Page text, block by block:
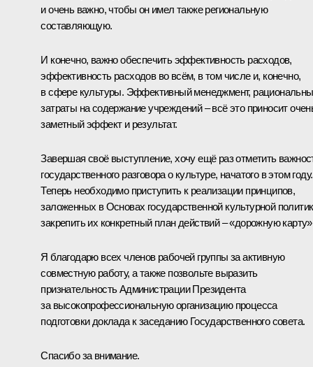
и очень важно, чтобы он имел также региональную
составляющую.
И конечно, важно обеспечить эффективность расходов,
эффективность расходов во всём, в том числе и, конечно,
в сфере культуры. Эффективный менеджмент,
затраты на содержание учреждений – всё это приносит
заметный эффект и результат.
Завершая своё выступление, хочу ещё раз отметить
государственного разговора о культуре, начатого в этом году.
Теперь необходимо приступить к реализации принципов,
заложенных в Основах государственной культурной
закрепить их конкретный план действий – «дорожную
Я благодарю всех членов рабочей группы за активную
совместную работу, а также позвольте выразить
признательность Администрации Президента
за высокопрофессиональную организацию процесса
подготовки доклада к заседанию Государственного совета.
Спасибо за внимание.